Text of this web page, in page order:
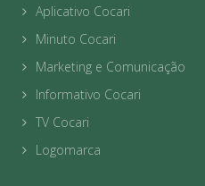
Aplicativo Cocari
Minuto Cocari
Marketing e Comunicação
Informativo Cocari
TV Cocari
Logomarca